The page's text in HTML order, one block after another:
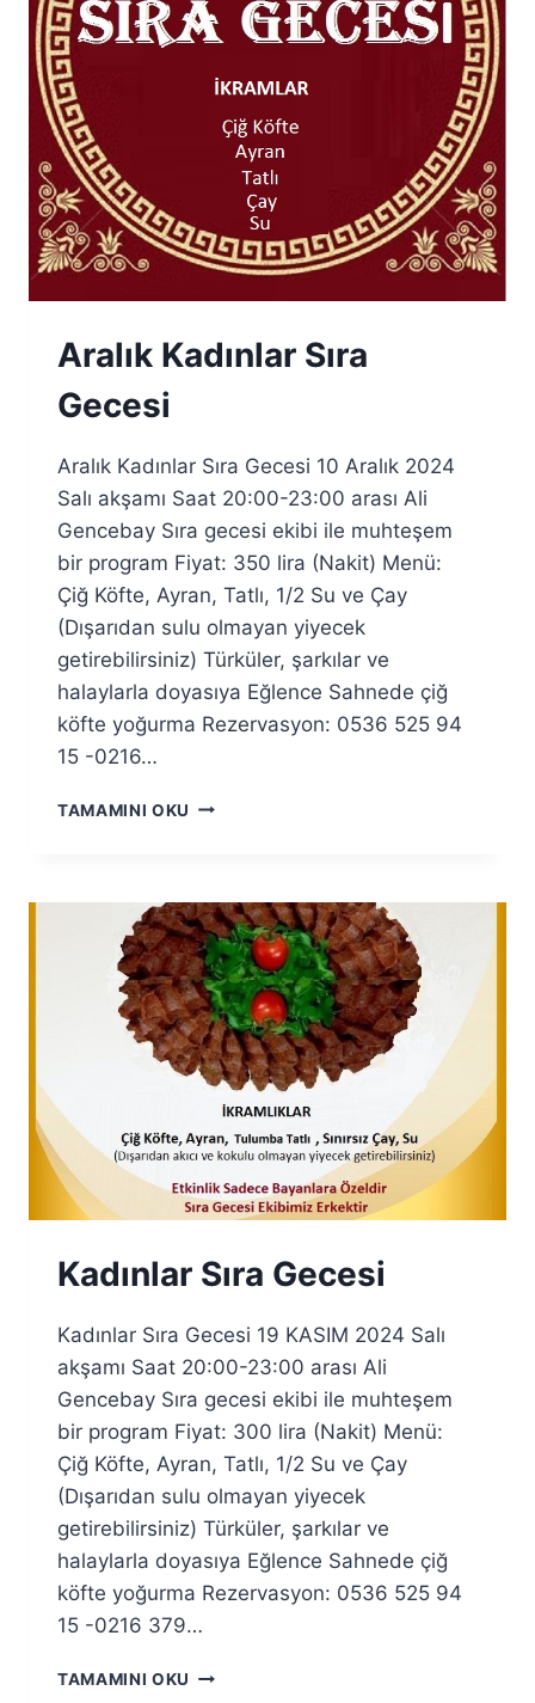
Aralık Kadınlar Sıra
Gecesi
Aralık Kadınlar Sıra Gecesi 10 Aralık 2024
Salı akşamı Saat 20:00-23:00 arası Ali
Gencebay Sıra gecesi ekibi ile muhteşem
bir program Fiyat: 350 lira (Nakit) Menü:
Çiğ Köfte, Ayran, Tatlı, 1/2 Su ve Çay
(Dışarıdan sulu olmayan yiyecek
getirebilirsiniz) Türküler, şarkılar ve
halaylarla doyasıya Eğlence Sahnede çiğ
köfte yoğurma Rezervasyon: 0536 525 94
15 -0216…
TAMAMINI OKU ARALIK
Kadınlar Sıra Gecesi
Kadınlar Sıra Gecesi 19 KASIM 2024 Salı
akşamı Saat 20:00-23:00 arası Ali
Gencebay Sıra gecesi ekibi ile muhteşem
bir program Fiyat: 300 lira (Nakit) Menü:
Çiğ Köfte, Ayran, Tatlı, 1/2 Su ve Çay
(Dışarıdan sulu olmayan yiyecek
getirebilirsiniz) Türküler, şarkılar ve
halaylarla doyasıya Eğlence Sahnede çiğ
köfte yoğurma Rezervasyon: 0536 525 94
15 -0216 379…
TAMAMINI OKU KADINLAR